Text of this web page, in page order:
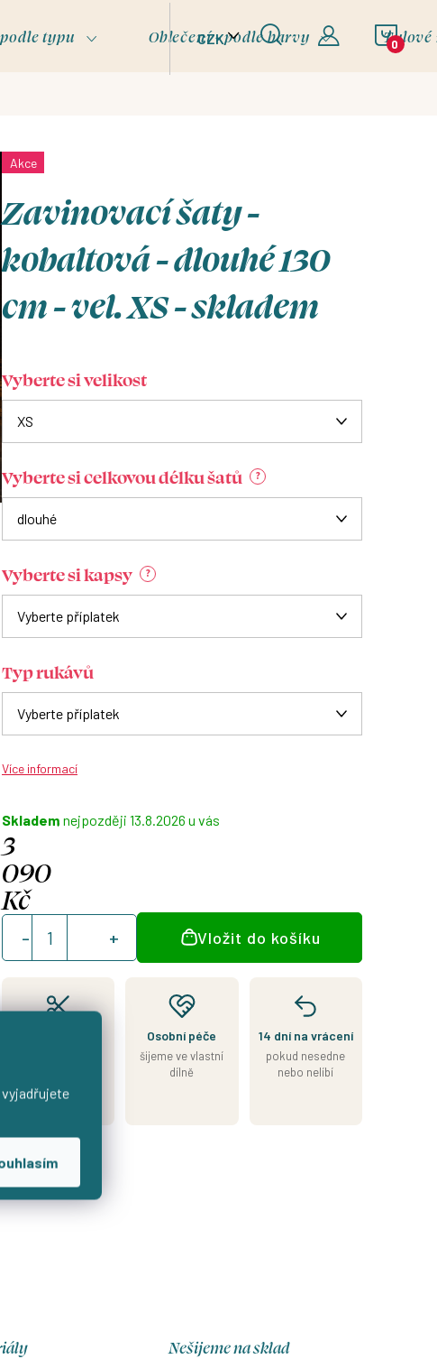
CZK
typu Oblečení - podle barvy
Akce
Zavinovací šaty -
kobaltová - dlouhé 130
cm - vel. XS - skladem
Vyberte si velikost
Vyberte si celkovou délku šatů ?
Vyberte si kapsy ?
Typ rukávů
Více informací
Skladem 13.8.2026
3
090
Kč
Měrná
cena:
Vložit do košíku
dnů od přijetí
platby
Osobní péče
šijeme ve vlastní
dílně
14 dní na vrácení
pokud nesedne
nebo nelíbí
Nešijeme na sklad